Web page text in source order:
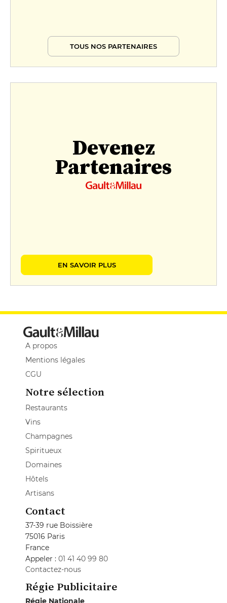
TOUS NOS PARTENAIRES
Devenez
Partenaires
EN SAVOIR PLUS
A propos
Mentions légales
CGU
Notre sélection
Restaurants
Vins
Champagnes
Spiritueux
Domaines
Hôtels
Artisans
Contact
37-39 rue Boissière
75016 Paris
France
Appeler : 01 41 40 99 80
Contactez-nous
Régie Publicitaire
Régie Nationale